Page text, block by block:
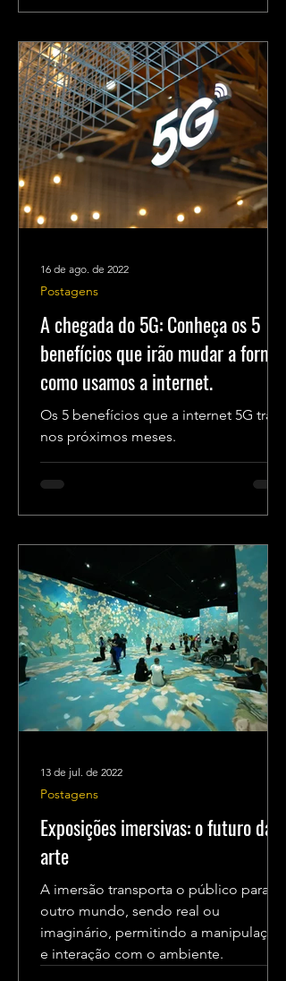
A chegada do 5G: Conheça os 5
benefícios que irão mudar a forma
como usamos a internet.
Os 5 benefícios que a internet 5G trará
nos próximos meses.
Postagens
16 de ago. de 2022
Exposições imersivas: o futuro da
arte
A imersão transporta o público para
outro mundo, sendo real ou
imaginário, permitindo a manipulação
e interação com o ambiente.
Postagens
13 de jul. de 2022